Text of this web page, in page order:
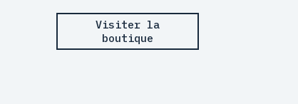
Visiter la
boutique